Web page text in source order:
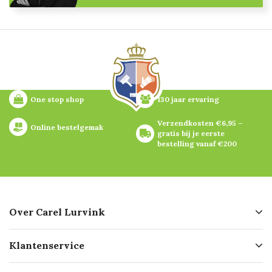
One stop shop 130 jaar ervaring
Online bestelgemak
Verzendkosten €6,95 –
gratis bij je eerste
bestelling vanaf €200
Over Carel Lurvink
Geschiedenis
Klantenservice